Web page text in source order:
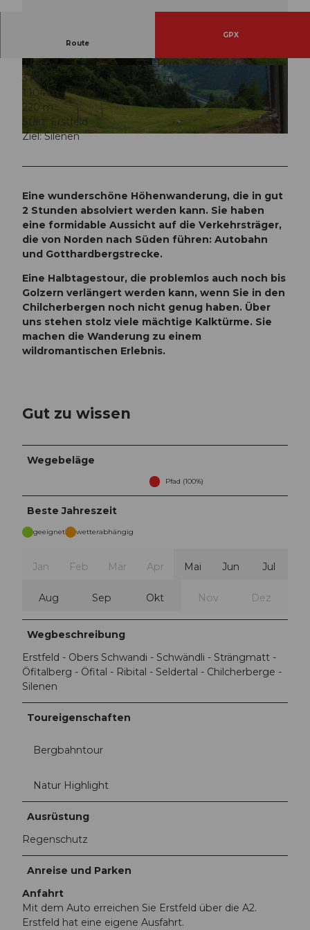
© Marino Betschart, Verein Urner Wanderwege |
© Marino Betschart, Verein Urner Wanderwege
CC-BY
© Marino Betschart, Verein Urner Wanderwege
Route
GPX
2:06 h
5,21 km
376 m
322 m
1.104 m
1.324 m
220 m
Start: Erstfeld
Ziel: Silenen
Eine wunderschöne Höhenwanderung, die in gut
2 Stunden absolviert werden kann. Sie haben
eine formidable Aussicht auf die Verkehrsträger,
die von Norden nach Süden führen: Autobahn
und Gotthardbergstrecke.
Eine Halbtagestour, die problemlos auch noch bis
Golzern verlängert werden kann, wenn Sie in den
Chilcherbergen noch nicht genug haben. Über
uns stehen stolz viele mächtige Kalktürme. Sie
machen die Wanderung zu einem
wildromantischen Erlebnis.
Gut zu wissen
Wegebeläge
Pfad (100%)
Beste Jahreszeit
geeignet wetterabhängig
Jan Feb Mär Apr Mai Jun Jul
Aug Sep Okt Nov Dez
Wegbeschreibung
Erstfeld - Obers Schwandi - Schwändli - Strängmatt -
Öfitalberg - Öfital - Ribital - Seldertal - Chilcherberge -
Silenen
Toureigenschaften
Bergbahntour
Natur Highlight
Ausrüstung
Regenschutz
Anreise und Parken
Anfahrt
Mit dem Auto erreichen Sie Erstfeld über die A2.
Erstfeld hat eine eigene Ausfahrt.